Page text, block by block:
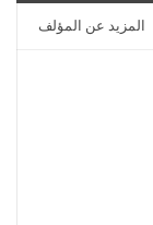
المزيد عن المؤلف